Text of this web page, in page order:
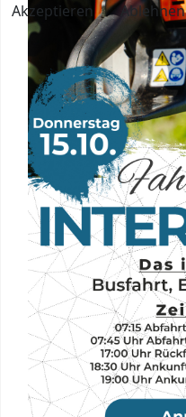
Akzeptieren Ablehnen